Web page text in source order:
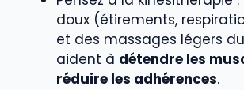
doux (étirements,
et des massages légers
aident à détendre les
réduire les adhérences.